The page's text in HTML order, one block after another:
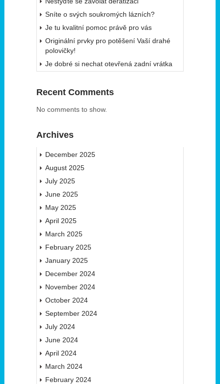
Sníte o svých soukromých lázních?
Je tu kvalitní pomoc právě pro vás
Originální prvky pro potěšení Vaší drahé
polovičky!
Je dobré si nechat otevřená zadní vrátka
Recent Comments
No comments to show.
Archives
December 2025
August 2025
July 2025
June 2025
May 2025
April 2025
March 2025
February 2025
January 2025
December 2024
November 2024
October 2024
September 2024
July 2024
June 2024
April 2024
March 2024
February 2024